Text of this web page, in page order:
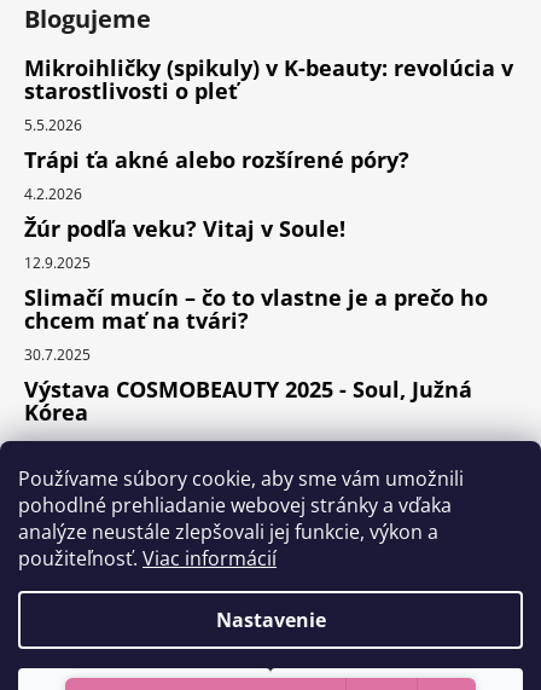
Používame súbory cookie, aby sme vám umožnili
pohodlné prehliadanie webovej stránky a vďaka
analýze neustále zlepšovali jej funkcie, výkon a
použiteľnosť. Viac informácií
Nastavenie
Blogujeme
Mikroihličky (spikuly) v K-beauty: revolúcia v
starostlivosti o pleť
5.5.2026
Trápi ťa akné alebo rozšírené póry?
4.2.2026
Žúr podľa veku? Vitaj v Soule!
12.9.2025
Slimačí mucín – čo to vlastne je a prečo ho
chcem mať na tvári?
30.7.2025
Výstava COSMOBEAUTY 2025 - Soul, Južná
Kórea
11.6.2025
Instagram
Vytvoril Shoptet Premium